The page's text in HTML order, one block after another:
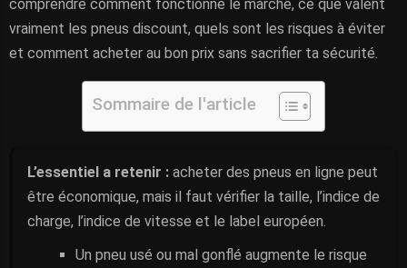
comprendre comment fonctionne le marché, ce que valent
vraiment les pneus discount, quels sont les risques à éviter
et comment acheter au bon prix sans sacrifier ta sécurité.
Sommaire de l'article
L’essentiel a retenir : acheter des pneus en ligne peut
être économique, mais il faut vérifier la taille, l’indice de
charge, l’indice de vitesse et le label européen.
Un pneu usé ou mal gonflé augmente le risque